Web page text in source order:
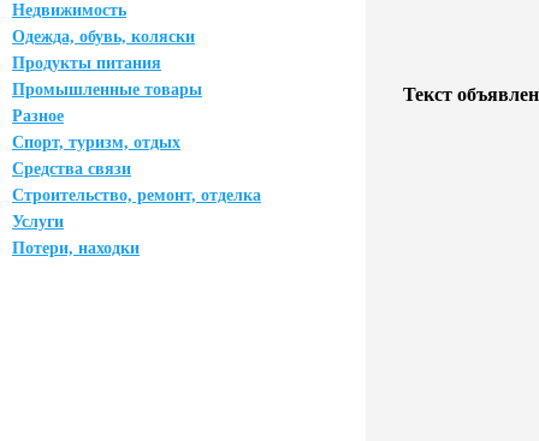
Недвижимость
Одежда, обувь, коляски
Продукты питания
Промышленные товары
Разное
Спорт, туризм, отдых
Средства связи
Строительство, ремонт, отделка
Услуги
Потери, находки
Текст